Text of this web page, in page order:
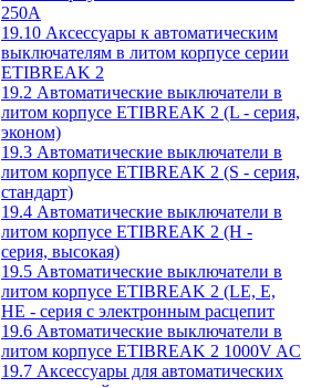
250A
19.10 Аксессуары к автоматическим
выключателям в литом корпусе серии
ETIBREAK 2
19.2 Автоматические выключатели в
литом корпусе ETIBREAK 2 (L - серия,
эконом)
19.3 Автоматические выключатели в
литом корпусе ETIBREAK 2 (S - серия,
стандарт)
19.4 Автоматические выключатели в
литом корпусе ETIBREAK 2 (H -
серия, высокая)
19.5 Автоматические выключатели в
литом корпусе ETIBREAK 2 (LE, E,
HE - серия с электронным расцепит
19.6 Автоматические выключатели в
литом корпусе ETIBREAK 2 1000V AC
19.7 Аксессуары для автоматических